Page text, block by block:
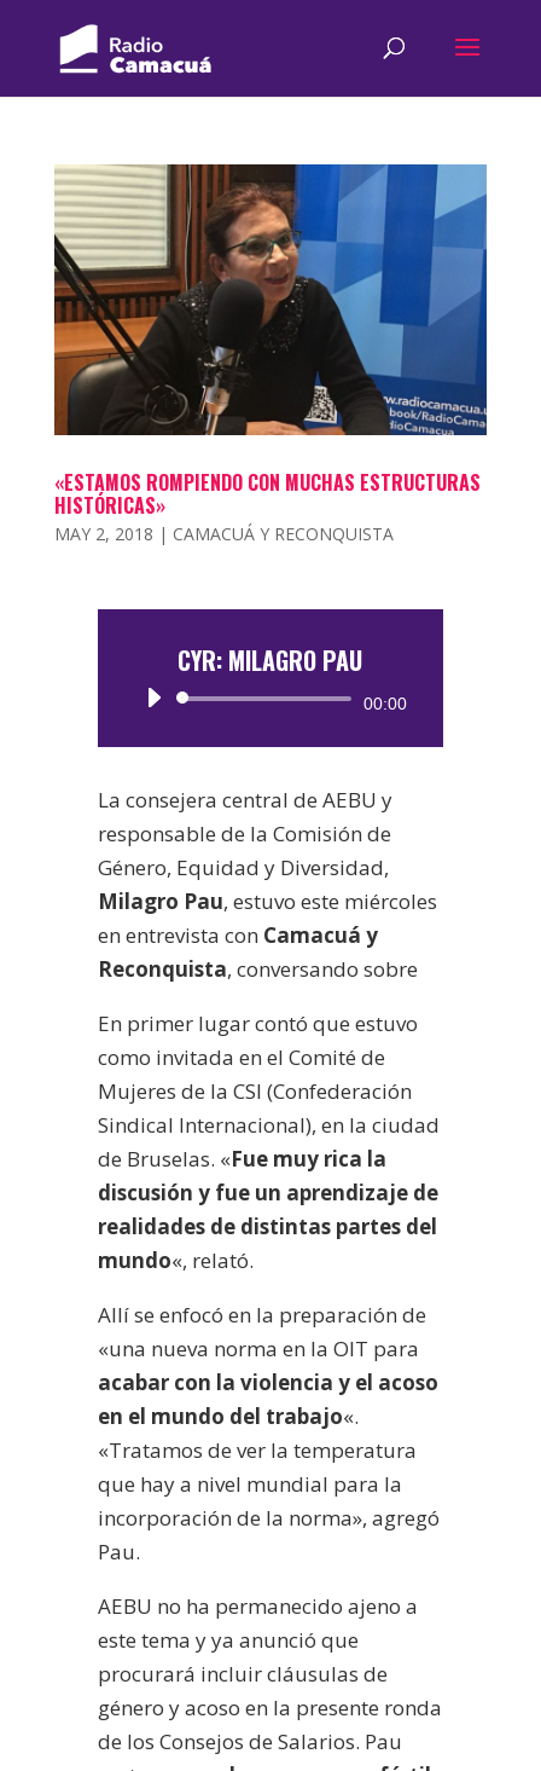
«ESTAMOS ROMPIENDO CON MUCHAS ESTRUCTURAS
HISTÓRICAS»
MAY 2, 2018 | CAMACUÁ Y RECONQUISTA
CYR: MILAGRO PAU
Reproductor
00:00
La consejera central de AEBU y
responsable de la Comisión de
Género, Equidad y Diversidad,
Milagro Pau, estuvo este miércoles
en entrevista con Camacuá y
Reconquista, conversando sobre
En primer lugar contó que estuvo
como invitada en el Comité de
Mujeres de la CSI (Confederación
Sindical Internacional), en la ciudad
de Bruselas. «Fue muy rica la
discusión y fue un aprendizaje de
realidades de distintas partes del
mundo«, relató.
Allí se enfocó en la preparación de
«una nueva norma en la OIT para
acabar con la violencia y el acoso
en el mundo del trabajo«.
«Tratamos de ver la temperatura
que hay a nivel mundial para la
incorporación de la norma», agregó
Pau.
AEBU no ha permanecido ajeno a
este tema y ya anunció que
procurará incluir cláusulas de
género y acoso en la presente ronda
de los Consejos de Salarios. Pau